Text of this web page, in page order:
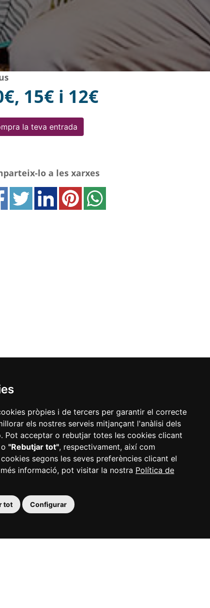
pròpies i de tercers per garantir el correcte
els nostres serveis mitjançant l'anàlisi dels
Pot acceptar o rebutjar totes les cookies clicant
o "Rebutjar tot", respectivament, així com
segons les seves preferències clicant el
informació, pot visitar la nostra Política de
tot Configurar
15€ i 12€
la teva entrada
lo a les xarxes